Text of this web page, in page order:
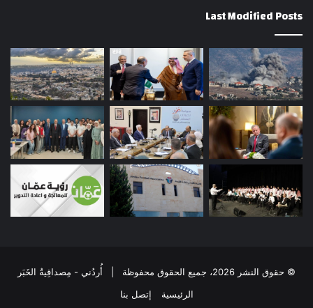
Last Modified Posts
© حقوق النشر 2026، جميع الحقوق محفوظة | أُردُني - مِصداقِيةُ الخَبَر
الرئيسية
إتصل بنا